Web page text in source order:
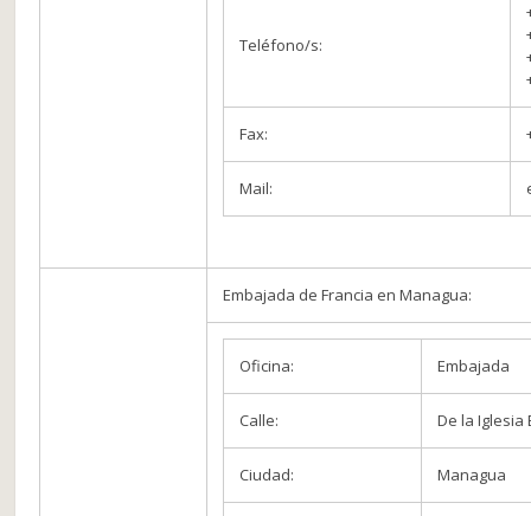
Teléfono/s:
Fax:
Mail:
Embajada de Francia en Managua:
Oficina: Embajada
Calle: De la Iglesia
Ciudad: Managua